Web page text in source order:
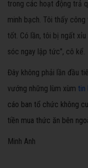
trong các hoạt động trả
minh bạch. Tôi thấy
tốt. Có lần, tôi bị ngất
sóc ngay lập tức", cô kể.
Đây không phải lần đầu
vướng những lùm xùm tin
cáo ban tổ chức không
tiền mua thức ăn bên
Minh Anh